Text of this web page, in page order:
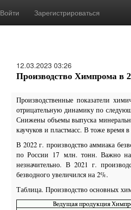
Войти Зарегистрироваться
12.03.2023 03:26
Производство Химпрома в
Производственные показатели
отрицательную динамику по
Снижены объемы выпуска
каучуков и пластмасс. В тоже время
В 2022 г. производство аммиака
по России 17 млн. тонн. Важно
незначительно. В 2021 г.
безводного увеличился на 2%.
Таблица. Производство основных